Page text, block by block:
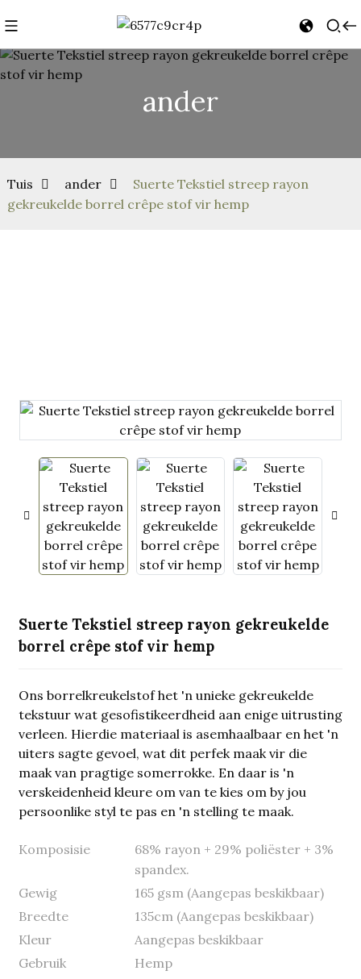
ander
Tuis ander
Suerte Tekstiel streep rayon
gekreukelde borrel crêpe stof vir hemp
Suerte Tekstiel streep rayon gekreukelde
borrel crêpe stof vir hemp
Ons borrelkreukelstof het 'n unieke gekreukelde
tekstuur wat gesofistikeerdheid aan enige uitrusting
verleen. Hierdie materiaal is asemhaalbaar en het 'n
uiters sagte gevoel, wat dit perfek maak vir die
maak van pragtige somerrokke. En daar is 'n
verskeidenheid kleure om van te kies om by jou
persoonlike styl te pas en 'n stelling te maak.
Komposisie
68% rayon + 29% poliëster + 3%
spandex.
Gewig
165 gsm (Aangepas beskikbaar)
Breedte
135cm (Aangepas beskikbaar)
Kleur
Aangepas beskikbaar
Gebruik
Hemp